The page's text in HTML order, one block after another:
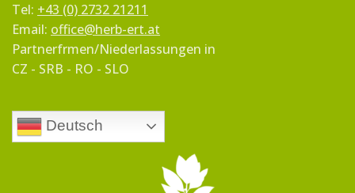
Tel: +43 (0) 2732 21211
Email: office@herb-ert.at
Partnerfrmen/Niederlassungen in
CZ - SRB - RO - SLO
Deutsch